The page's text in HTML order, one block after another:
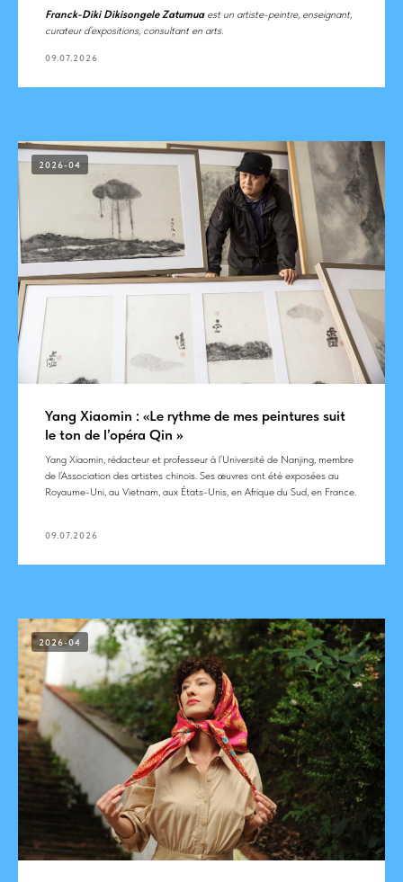
Franck-Diki Dikisongele Zatumuaest un artiste-peintre, enseignant,
curateur d’expositions, consultant en arts.
09.07.2026
2026-04
Yang Xiaomin : «Le rythme de mes peintures suit
le ton de l’opéra Qin »
Yang Хiaomin, rédacteur et professeur à l’Université de Nanjing, membre
de l’Association des artistes chinois. Ses œuvres ont été exposées au
Royaume-Uni, au Vietnam, aux États-Unis, en Afrique du Sud, en France.
09.07.2026
2026-04